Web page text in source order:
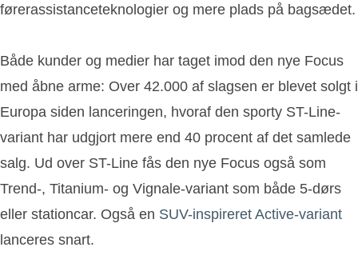
førerassistanceteknologier og mere plads på bagsædet.
Både kunder og medier har taget imod den nye Focus
med åbne arme: Over 42.000 af slagsen er blevet solgt i
Europa siden lanceringen, hvoraf den sporty ST-Line-
variant har udgjort mere end 40 procent af det samlede
salg. Ud over ST-Line fås den nye Focus også som
Trend-, Titanium- og Vignale-variant som både 5-dørs
eller stationcar. Også en SUV-inspireret Active-variant
lanceres snart.